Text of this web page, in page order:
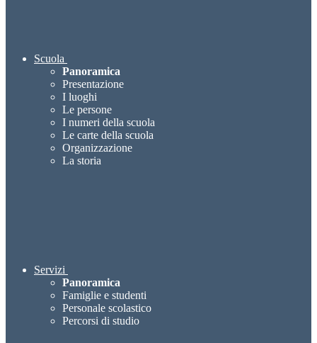
Scuola
Panoramica
Presentazione
I luoghi
Le persone
I numeri della scuola
Le carte della scuola
Organizzazione
La storia
Servizi
Panoramica
Famiglie e studenti
Personale scolastico
Percorsi di studio